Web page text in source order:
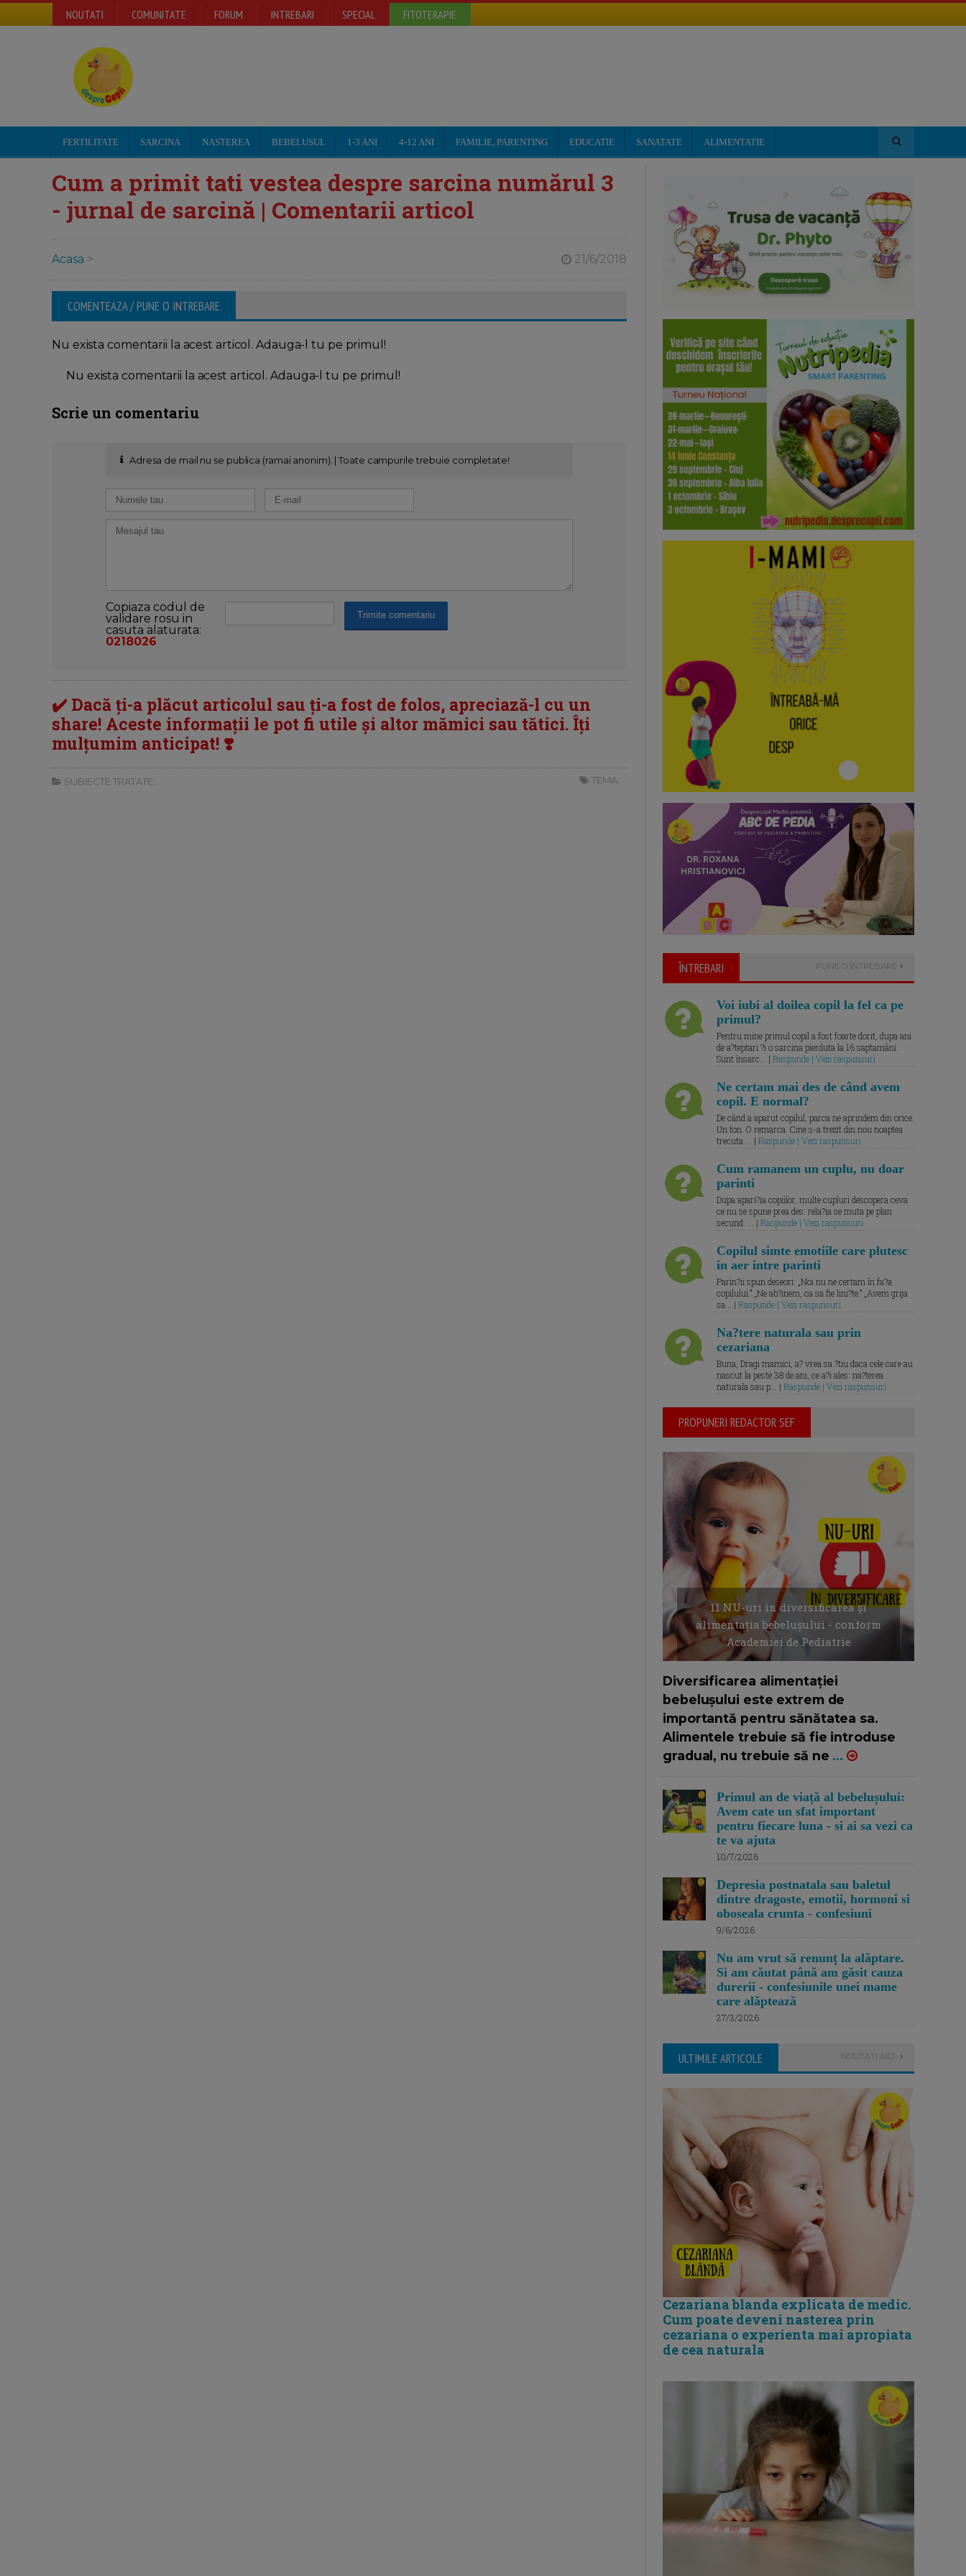
NOUTATI COMUNITATE FORUM INTREBARI SPECIAL FITOTERAPIE
FERTILITATE SARCINA NASTEREA BEBELUSUL 1-3 ANI 4-12 ANI FAMILIE, PARENTING EDUCATIE SANATATE ALIMENTATIE
Cum a primit tati vestea despre sarcina numărul 3
- jurnal de sarcină | Comentarii articol
Acasa > 21/6/2018
COMENTEAZA / PUNE O INTREBARE
Nu exista comentarii la acest articol. Adauga-l tu pe primul!
Nu exista comentarii la acest articol. Adauga-l tu pe primul!
Scrie un comentariu
Adresa de mail nu se publica (ramai anonim). | Toate campurile trebuie completate!
Copiaza codul de
validare rosu in
casuta alaturata:
0218026
✔️ Dacă ți-a plăcut articolul sau ți-a fost de folos, apreciază-l cu un
share! Aceste informații le pot fi utile și altor mămici sau tătici. Îți
mulțumim anticipat! ❣️
SUBIECTE TRATATE: TEMA:
ÎNTREBARI PUNE O ÎNTREBARE
Voi iubi al doilea copil la fel ca pe
primul?
Pentru mine primul copil a fost foarte dorit, dupa ani
de a?teptari ?i o sarcina pierduta la 16 saptamâni.
Sunt însarc... | Raspunde | Vezi raspunsuri
Ne certam mai des de când avem
copil. E normal?
De când a aparut copilul, parca ne aprindem din orice.
Un ton. O remarca. Cine s-a trezit din nou noaptea
trecuta.... | Raspunde | Vezi raspunsuri
Cum ramanem un cuplu, nu doar
parinti
Dupa apari?ia copiilor, multe cupluri descopera ceva
ce nu se spune prea des: rela?ia se muta pe plan
secund. ... | Raspunde | Vezi raspunsuri
Copilul simte emotiile care plutesc
in aer intre parinti
Parin?ii spun deseori: „Noi nu ne certam în fa?a
copilului.” „Ne ab?inem, ca sa fie lini?te.” „Avem grija
sa... | Raspunde | Vezi raspunsuri
Na?tere naturala sau prin
cezariana
Buna, Dragi mamici, a? vrea sa ?tiu daca cele care au
nascut la peste 38 de ani, ce a?i ales: na?terea
naturala sau p... | Raspunde | Vezi raspunsuri
PROPUNERI REDACTOR SEF
11 NU-uri in diversificarea și
alimentația bebelușului - conform
Academiei de Pediatrie
Diversificarea alimentației
bebelușului este extrem de
importantă pentru sănătatea sa.
Alimentele trebuie să fie introduse
gradual, nu trebuie să ne ...
Primul an de viață al bebelușului:
Avem cate un sfat important
pentru fiecare luna - si ai sa vezi ca
te va ajuta
10/7/2026
Depresia postnatala sau baletul
dintre dragoste, emotii, hormoni si
oboseala crunta - confesiuni
9/6/2026
Nu am vrut să renunț la alăptare.
Si am căutat până am găsit cauza
durerii - confesiunile unei mame
care alăptează
27/3/2026
ULTIMILE ARTICOLE NOUTATI AICI
Cezariana blanda explicata de medic.
Cum poate deveni nasterea prin
cezariana o experienta mai apropiata
de cea naturala